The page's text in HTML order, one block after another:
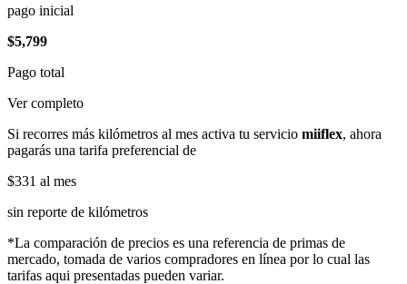
pago inicial
$5,799
Pago total
Ver completo
Si recorres más kilómetros al mes activa tu servicio miiflex, ahora
pagarás una tarifa preferencial de
$331 al mes
sin reporte de kilómetros
*La comparación de precios es una referencia de primas de
mercado, tomada de varios compradores en línea por lo cual las
tarifas aqui presentadas pueden variar.